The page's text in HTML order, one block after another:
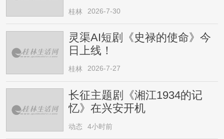
桂林 2026-7-30
灵渠AI短剧《史禄的使命》今
日上线！
桂林 2026-7-27
长征主题剧《湘江1934的记
忆》在兴安开机
动态 4小时前